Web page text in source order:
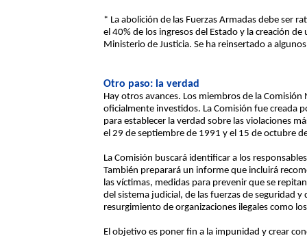
* La abolición de las Fuerzas Armadas debe ser
el 40% de los ingresos del Estado y la creación
Ministerio de Justicia. Se ha reinsertado a
Otro paso: la verdad
Hay otros avances. Los miembros de la
oficialmente investidos. La Comisión fue creada
para establecer la verdad sobre las violaciones
el 29 de septiembre de 1991 y el 15 de octubre
La Comisión buscará identificar a los
También preparará un informe que incluirá
las víctimas, medidas para prevenir que se
del sistema judicial, de las fuerzas de seguridad
resurgimiento de organizaciones ilegales como
El objetivo es poner fin a la impunidad y crear